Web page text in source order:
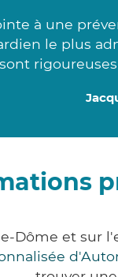
à une
le plus
et sur